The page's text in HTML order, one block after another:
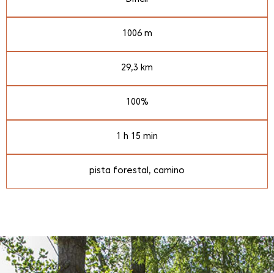
1006 m
29,3 km
100%
1 h 15 min
pista forestal, camino